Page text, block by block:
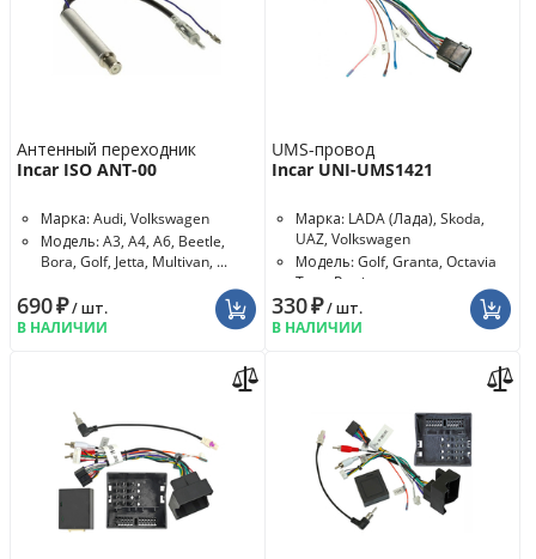
Антенный переходник
Incar ISO ANT-00
Марка: Audi, Volkswagen
Модель: A3, A4, A6, Beetle,
Bora, Golf, Jetta, Multivan, ...
690₽/ шт.
В НАЛИЧИИ
UMS-провод
Incar UNI-UMS1421
Марка: LADA (Лада), Skoda,
UAZ, Volkswagen
Модель: Golf, Granta, Octavia
Tour, Patriot
330₽/ шт.
В НАЛИЧИИ